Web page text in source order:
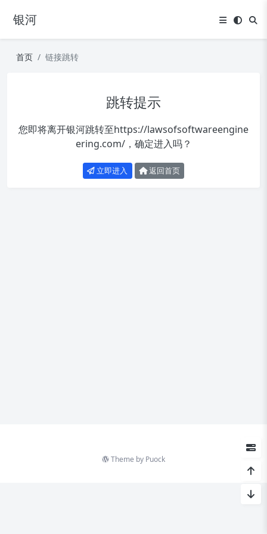
银河
首页 链接跳转
跳转提示
您即将离开银河跳转至https://lawsofsoftwareengine
ering.com/，确定进入吗？
立即进入 返回首页
Theme by Puock